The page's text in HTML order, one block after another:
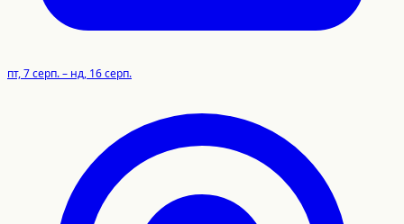
пт, 7 серп. – нд, 16 серп.